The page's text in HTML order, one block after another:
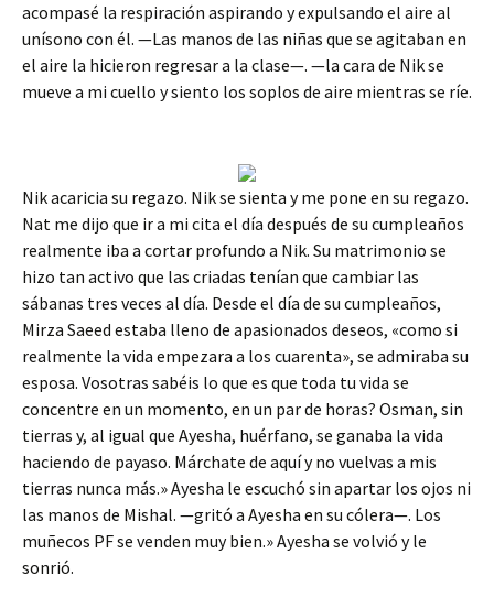
acompasé la respiración aspirando y expulsando el aire al
unísono con él. —Las manos de las niñas que se agitaban en
el aire la hicieron regresar a la clase—. —la cara de Nik se
mueve a mi cuello y siento los soplos de aire mientras se ríe.
Nik acaricia su regazo. Nik se sienta y me pone en su regazo.
Nat me dijo que ir a mi cita el día después de su cumpleaños
realmente iba a cortar profundo a Nik. Su matrimonio se
hizo tan activo que las criadas tenían que cambiar las
sábanas tres veces al día. Desde el día de su cumpleaños,
Mirza Saeed estaba lleno de apasionados deseos, «como si
realmente la vida empezara a los cuarenta», se admiraba su
esposa. Vosotras sabéis lo que es que toda tu vida se
concentre en un momento, en un par de horas? Osman, sin
tierras y, al igual que Ayesha, huérfano, se ganaba la vida
haciendo de payaso. Márchate de aquí y no vuelvas a mis
tierras nunca más.» Ayesha le escuchó sin apartar los ojos ni
las manos de Mishal. —gritó a Ayesha en su cólera—. Los
muñecos PF se venden muy bien.» Ayesha se volvió y le
sonrió.